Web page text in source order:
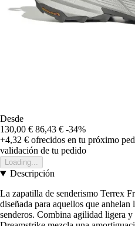
Desde
130,00 € 86,43 € -34%
+4,32 € ofrecidos en tu próximo
validación de tu pedido
Loading...
Descripción
La zapatilla de senderismo Terrex
diseñada para aquellos que
senderos. Combina agilidad ligera